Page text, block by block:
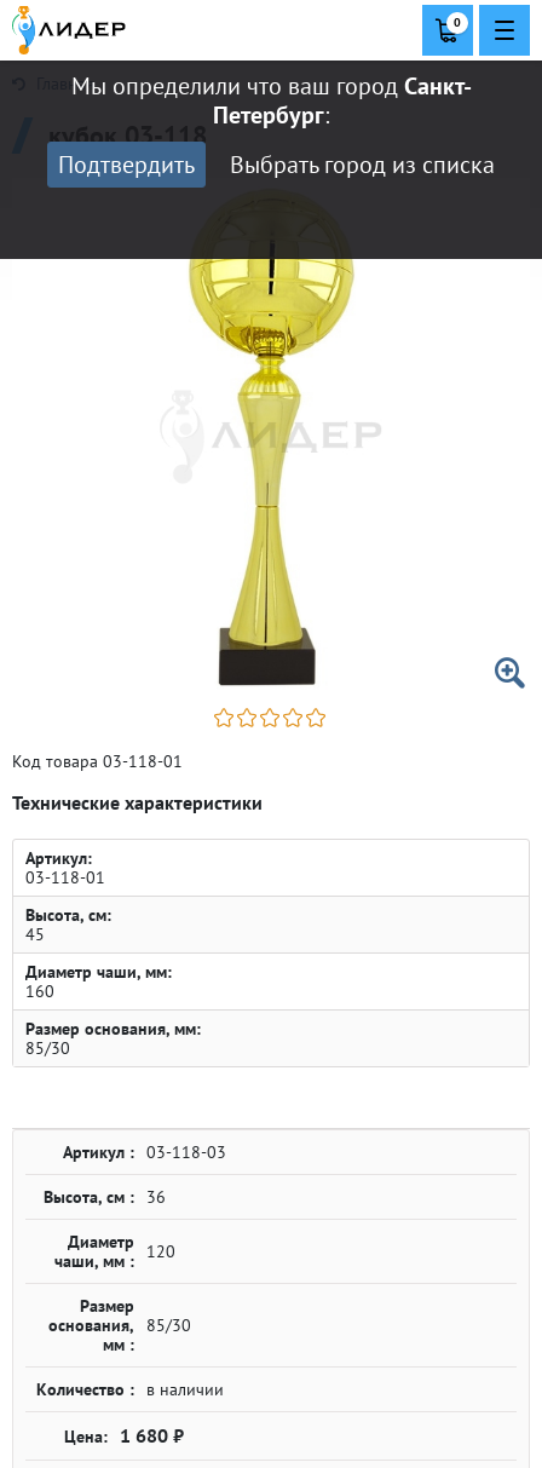
Мы определили что ваш городСанкт-
Петербург:
Подтвердить
Выбрать город из списка
0
Главная
кубок 03-118
Код товара 03-118-01
Технические характеристики
Артикул:
03-118-01
Высота, см:
45
Диаметр чаши, мм:
160
Размер основания, мм:
85/30
Артикул : 03-118-03
Высота, см : 36
Диаметр
чаши, мм :
120
Размер
основания,
мм :
85/30
Количество : в наличии
1 680 ₽